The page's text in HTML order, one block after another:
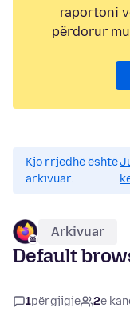
raportoni
përdorur
Kjo rrjedhë është
arkivuar.
Arkivuar
Default
1përgjigje 2e